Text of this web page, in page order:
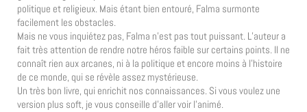
politique et religieux. Mais étant bien entouré, Falma surmonte
facilement les obstacles.
Mais ne vous inquiétez pas, Falma n’est pas tout puissant. L’auteur a
fait très attention de rendre notre héros faible sur certains points. Il ne
connaît rien aux arcanes, ni à la politique et encore moins à l’histoire
de ce monde, qui se révèle assez mystérieuse.
Un très bon livre, qui enrichit nos connaissances. Si vous voulez une
version plus soft, je vous conseille d’aller voir l’animé.